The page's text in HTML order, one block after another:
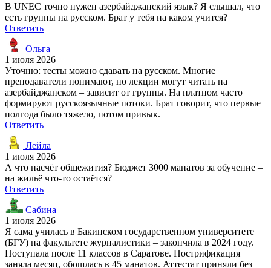
В UNEC точно нужен азербайджанский язык? Я слышал, что
есть группы на русском. Брат у тебя на каком учится?
Ответить
Ольга
1 июля 2026
Уточню: тесты можно сдавать на русском. Многие
преподаватели понимают, но лекции могут читать на
азербайджанском – зависит от группы. На платном часто
формируют русскоязычные потоки. Брат говорит, что первые
полгода было тяжело, потом привык.
Ответить
Лейла
1 июля 2026
А что насчёт общежития? Бюджет 3000 манатов за обучение –
на жильё что-то остаётся?
Ответить
Сабина
1 июля 2026
Я сама училась в Бакинском государственном университете
(БГУ) на факультете журналистики – закончила в 2024 году.
Поступала после 11 классов в Саратове. Нострификация
заняла месяц, обошлась в 45 манатов. Аттестат приняли без